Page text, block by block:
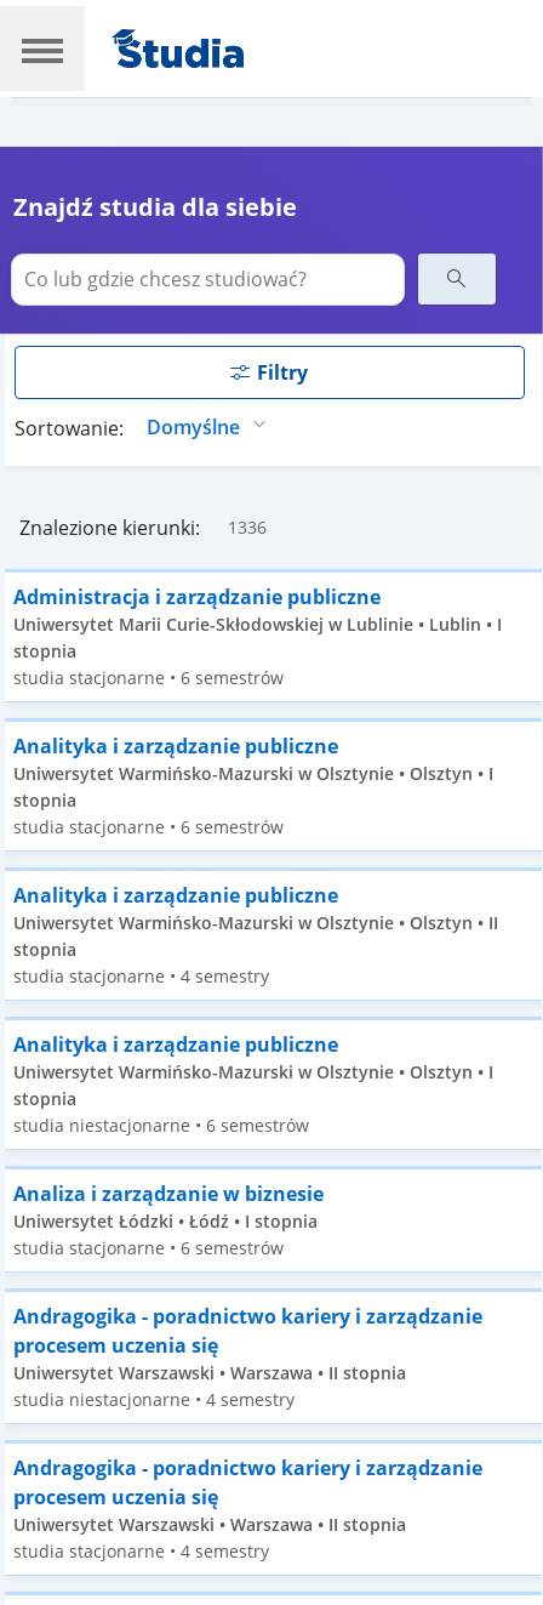
Znajdź studia dla siebie
Filtry
Sortowanie:
Znalezione kierunki: 1336
Administracja i zarządzanie publiczne
Uniwersytet Marii Curie-Skłodowskiej w Lublinie • Lublin • I
stopnia
studia stacjonarne • 6 semestrów
Analityka i zarządzanie publiczne
Uniwersytet Warmińsko-Mazurski w Olsztynie • Olsztyn • I
stopnia
studia stacjonarne • 6 semestrów
Analityka i zarządzanie publiczne
Uniwersytet Warmińsko-Mazurski w Olsztynie • Olsztyn • II
stopnia
studia stacjonarne • 4 semestry
Analityka i zarządzanie publiczne
Uniwersytet Warmińsko-Mazurski w Olsztynie • Olsztyn • I
stopnia
studia niestacjonarne • 6 semestrów
Analiza i zarządzanie w biznesie
Uniwersytet Łódzki • Łódź • I stopnia
studia stacjonarne • 6 semestrów
Andragogika - poradnictwo kariery i zarządzanie
procesem uczenia się
Uniwersytet Warszawski • Warszawa • II stopnia
studia niestacjonarne • 4 semestry
Andragogika - poradnictwo kariery i zarządzanie
procesem uczenia się
Uniwersytet Warszawski • Warszawa • II stopnia
studia stacjonarne • 4 semestry